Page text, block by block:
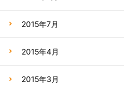
2015年7月
2015年4月
2015年3月